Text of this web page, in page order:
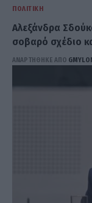
ΠΟΛΙΤΙΚΉ
Αλεξάνδρα
σοβαρό σχέδιο
ΑΝΑΡΤΗΘΗΚΕ ΑΠΟ